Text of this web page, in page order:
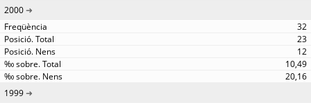
2000
32
23
12
10,49
20,16
1999